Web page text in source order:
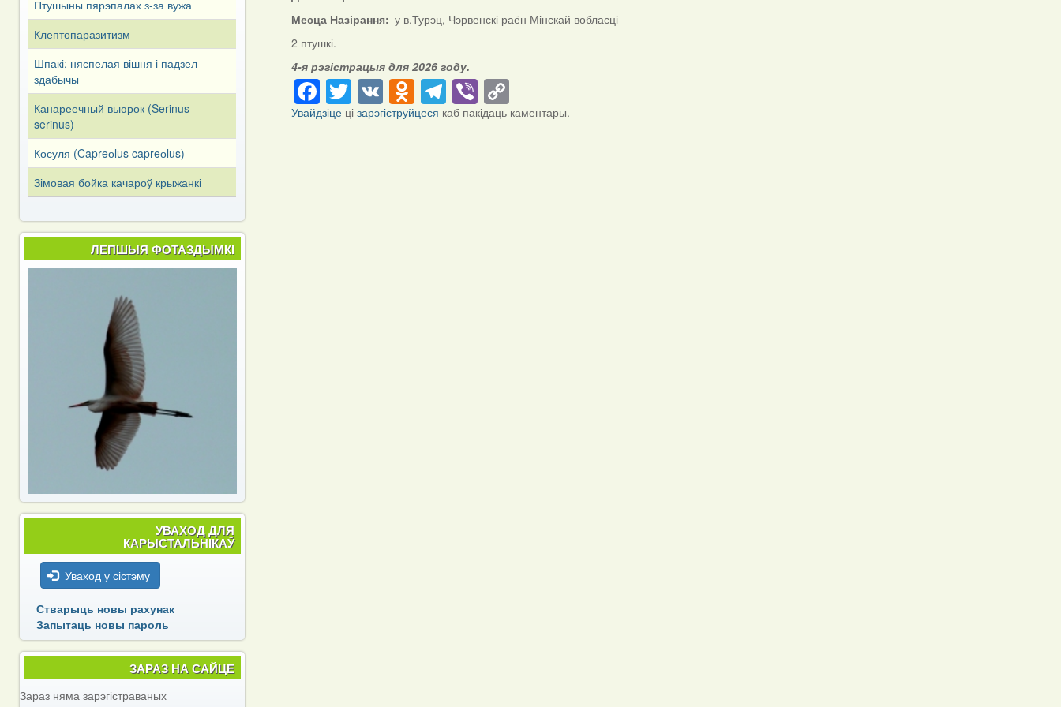
Месца Назірання
у в.Турэц, Чэрвенскі раён Мінскай вобласці
2 птушкі.
4-я рэгістрацыя для 2026 году.
Facebook
Twitter
VKOdnoklassniki
Telegram
Viber
Link
Увайдзіце цізарэгіструйцеся каб пакідаць каментары.
Птушыны пярэпалах з-за вужа
Клептопаразитизм
Шпакі: няспелая вішня і падзел
здабычы
Канареечный вьюрок (Serinus
serinus)
Косуля (Capreоlus capreоlus)
Зімовая бойка качароў крыжанкі
ЛЕПШЫЯ ФОТАЗДЫМКІ
УВАХОД ДЛЯ
КАРЫСТАЛЬНІКАЎ
Уваход у сістэму
Стварыць новы рахунак
Запытаць новы пароль
ЗАРАЗ НА САЙЦЕ
Зараз няма зарэгістраваных